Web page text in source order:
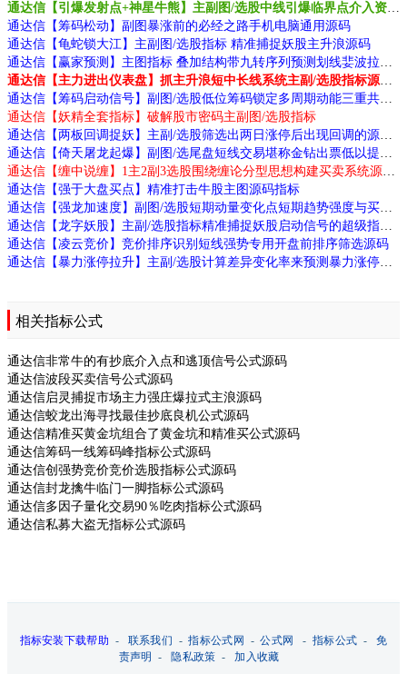
通达信【引爆发射点+神星牛熊】主副图/选股中线引爆临界点介入资金利用效率高源码
通达信【筹码松动】副图暴涨前的必经之路手机电脑通用源码
通达信【龟蛇锁大江】主副图/选股指标 精准捕捉妖股主升浪源码
通达信【赢家预测】主图指标 叠加结构带九转序列预测划线婓波拉契均线源码
通达信【主力进出仪表盘】抓主升浪短中长线系统主副/选股指标源码
通达信【筹码启动信号】副图/选股低位筹码锁定多周期动能三重共振源码
通达信【妖精全套指标】破解股市密码主副图/选股指标
通达信【两板回调捉妖】主副/选股筛选出两日涨停后出现回调的源码
通达信【倚天屠龙起爆】副图/选尾盘短线交易堪称金钻出票低以提高交易胜率源码
通达信【缠中说缠】1主2副3选股围绕缠论分型思想构建买卖系统源码
通达信【强于大盘买点】精准打击牛股主图源码指标
通达信【强龙加速度】副图/选股短期动量变化点短期趋势强度与买卖时机源码
通达信【龙字妖股】主副/选股指标精准捕捉妖股启动信号的超级指标源码
通达信【凌云竞价】竞价排序识别短线强势专用开盘前排序筛选源码
通达信【暴力涨停拉升】主副/选股计算差异变化率来预测暴力涨停拉升源码
相关指标公式
通达信非常牛的有抄底介入点和逃顶信号公式源码
通达信波段买卖信号公式源码
通达信启灵捕捉市场主力强庄爆拉式主浪源码
通达信蛟龙出海寻找最佳抄底良机公式源码
通达信精准买黄金坑组合了黄金坑和精准买公式源码
通达信筹码一线筹码峰指标公式源码
通达信创强势竞价竞价选股指标公式源码
通达信封龙擒牛临门一脚指标公式源码
通达信多因子量化交易90％吃肉指标公式源码
通达信私募大盗无指标公式源码
指标安装下载帮助 - 联系我们 -指标公式网 -公式网 -指标公式 -免
责声明
- 隐私政策 -加入收藏